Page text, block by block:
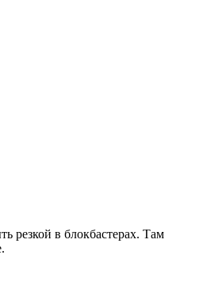
резкой в блокбастерах. Там